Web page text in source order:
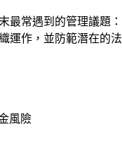
常遇到的管理議題
運作，並防範潛在的法
風險